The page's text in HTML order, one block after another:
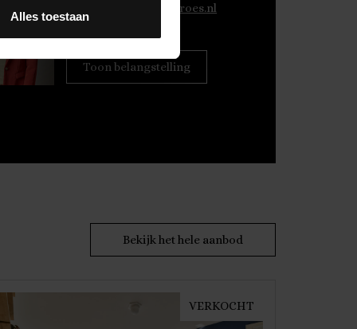
Alles toestaan
e.mak@fransenkroes.nl
T:
06 112 210 19
Toon belangstelling
Bekijk het hele aanbod
VERKOCHT